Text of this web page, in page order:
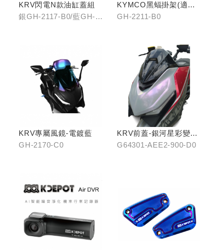
KRV閃電N款油缸蓋組
銀GH-2117-B0/藍GH-
KYMCO黑蝠掛架(適用
原車可收折掛
GH-2211-B0
KRV專屬風鏡-電鍍藍
GH-2170-C0
KRV前蓋-銀河星彩變色
龍
G64301-AEE2-900-D0